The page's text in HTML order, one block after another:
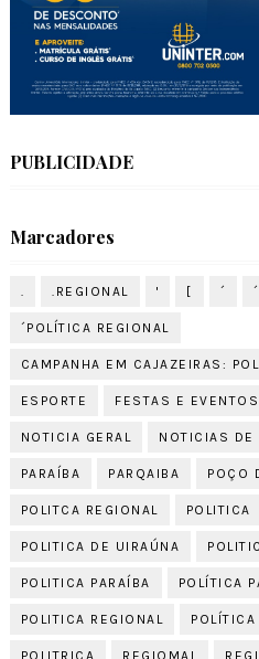
PUBLICIDADE
Marcadores
. .REGIONAL ' [ ´
´POLÍTICA REGIONAL
CAMPANHA EM CAJAZEIRAS:
ESPORTE FESTAS E EVENTOS
NOTICIA GERAL NOTICIAS DE
PARAÍBA PARQAIBA POÇO
POLITCA REGIONAL POLITICA
POLITICA DE UIRAÚNA
POLITICA PARAÍBA POLÍTICA
POLITICA REGIONAL
POLITRICA REGIOMAL